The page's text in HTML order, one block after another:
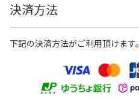
決済方法
下記の決済方法がご利用頂けます。